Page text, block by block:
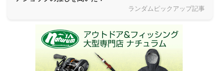
ランダムピックアップ記事